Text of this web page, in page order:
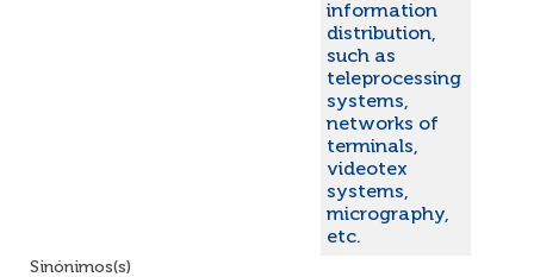
information
distribution,
such as
teleprocessing
systems,
networks of
terminals,
videotex
systems,
micrography,
etc.
Sinónimos(s)